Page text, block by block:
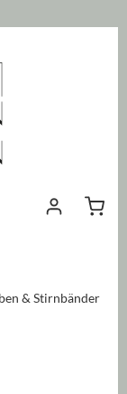
& Stirnbänder